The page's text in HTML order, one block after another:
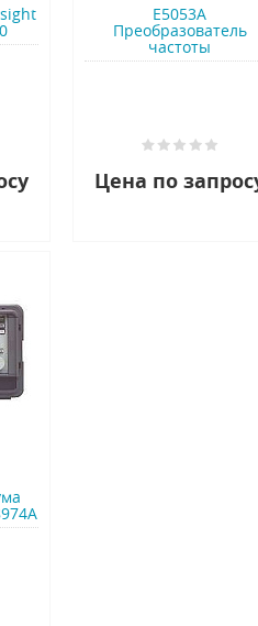
E5053A
Преобразователь
частоты
Цена по